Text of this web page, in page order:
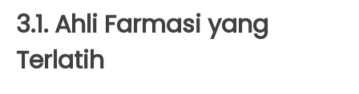
3.1. Ahli Farmasi yang
Terlatih